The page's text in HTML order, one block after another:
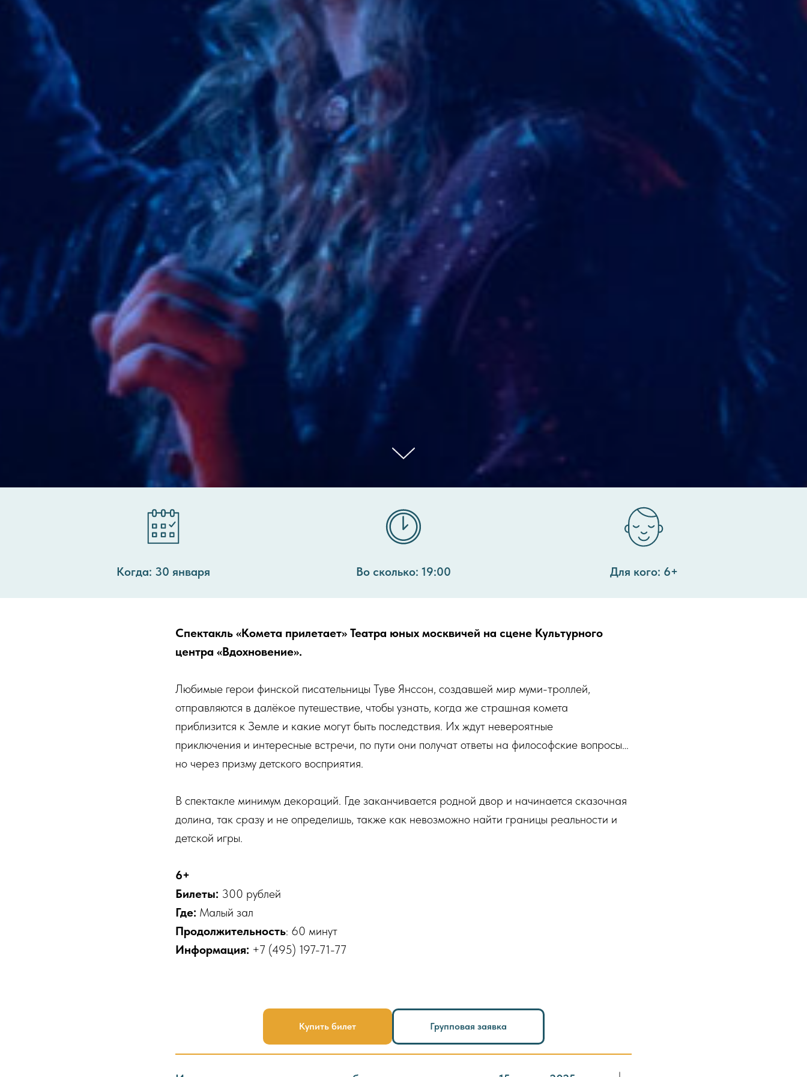
Когда: 30 января Во сколько: 19:00 Для кого: 6+
Спектакль «Комета прилетает» Театра юных москвичей на сцене Культурного
центра «Вдохновение».
Любимые герои финской писательницы Туве Янссон, создавшей мир муми-троллей,
отправляются в далёкое путешествие, чтобы узнать, когда же страшная комета
приблизится к Земле и какие могут быть последствия. Их ждут невероятные
приключения и интересные встречи, по пути они получат ответы на философские вопросы…
но через призму детского восприятия.
В спектакле минимум декораций. Где заканчивается родной двор и начинается сказочная
долина, так сразу и не определишь, также как невозможно найти границы реальности и
детской игры.
6+
Билеты: 300 рублей
Где: Малый зал
Продолжительность: 60 минут
Информация: +7 (495) 197-71-77
Купить билет Групповая заявка